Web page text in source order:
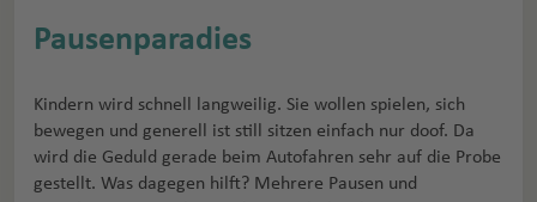
Pausenparadies
Kindern wird schnell langweilig. Sie wollen spielen, sich
bewegen und generell ist still sitzen einfach nur doof. Da
wird die Geduld gerade beim Autofahren sehr auf die Probe
gestellt. Was dagegen hilft? Mehrere Pausen und